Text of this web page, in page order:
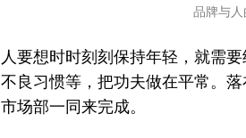
品牌与
人要想时时刻刻保持年轻，就需
不良习惯等，把功夫做在平常。
市场部一同来完成。